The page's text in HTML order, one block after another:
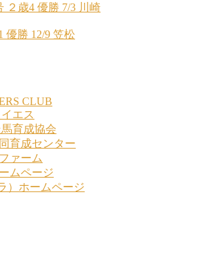
２歳4 優勝 7/3 川崎
優勝 12/9 笠松
CLUB
エス
育成協会
育成センター
ァーム
ムページ
）ホームページ